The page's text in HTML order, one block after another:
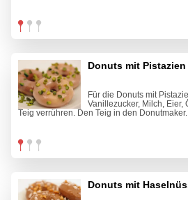
Donuts mit Pistazien
Für die Donuts mit
Vanillezucker, Milch, Eier,
Teig verrühren. Den Teig in den
Donuts mit